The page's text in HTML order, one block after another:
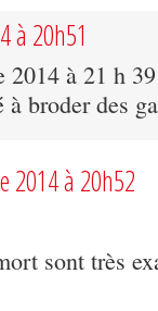
à 20h51
2014 à 21 h
broder des
2014 à 20h52
sont très